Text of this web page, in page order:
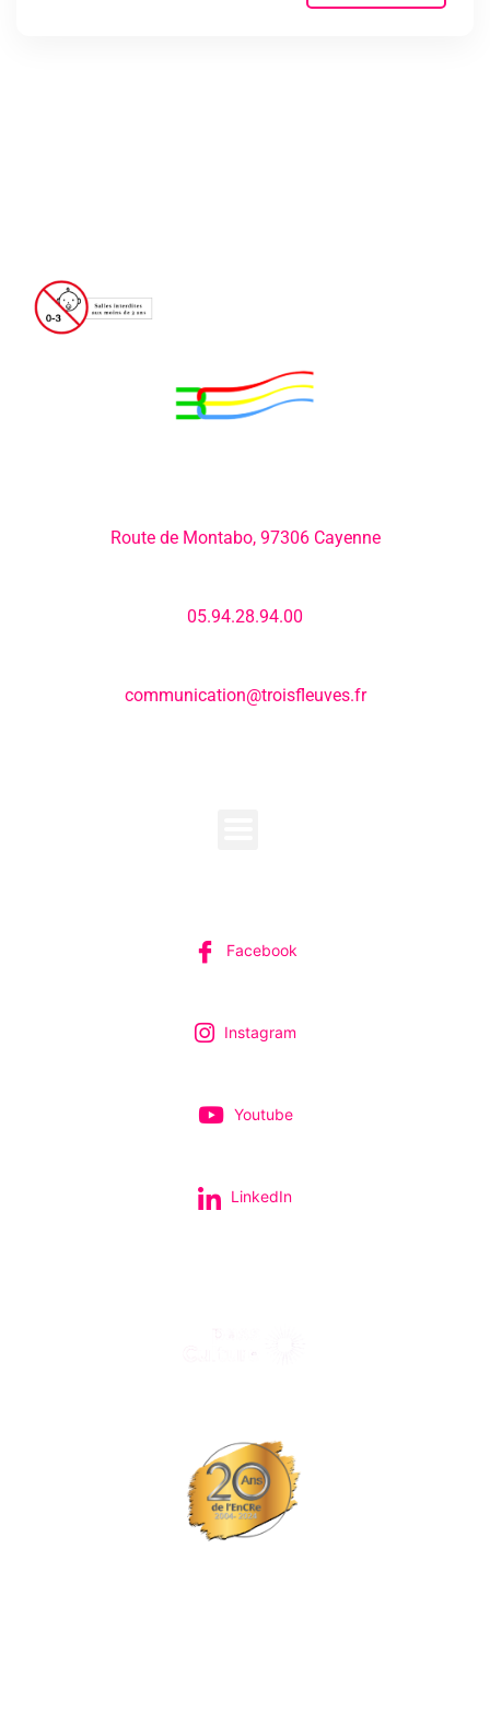
Route de Montabo, 97306 Cayenne
05.94.28.94.00
communication@troisfleuves.fr
Facebook
Instagram
Youtube
LinkedIn